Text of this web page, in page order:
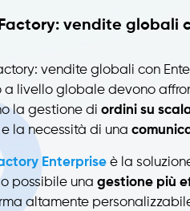
vendite globali
vendite globali con
a livello globale devono
la gestione di ordini su
e la necessità di una
Enterprise è la
possibile una gestione più
altamente